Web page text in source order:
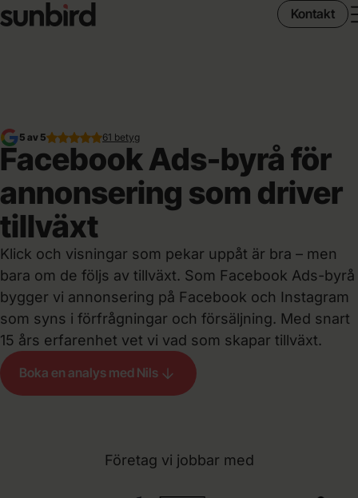
Kontakt
5 av 5 61 betyg
Facebook Ads-byrå för
annonsering som driver
tillväxt
Klick och visningar som pekar uppåt är bra – men
bara om de följs av tillväxt. Som Facebook Ads-byrå
bygger vi annonsering på Facebook och Instagram
som syns i förfrågningar och försäljning. Med snart
15 års erfarenhet vet vi vad som skapar tillväxt.
Boka en analys med Nils
Företag vi jobbar med